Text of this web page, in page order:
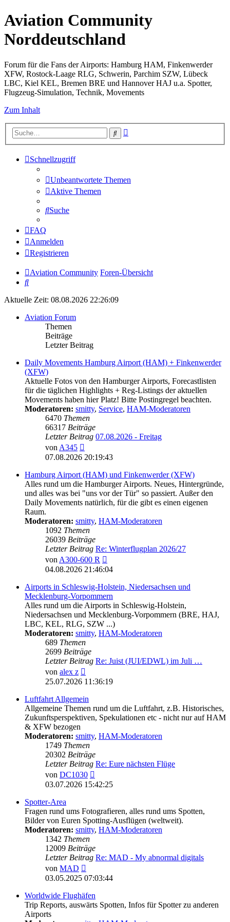
Aviation Community
Norddeutschland
Forum für die Fans der Airports: Hamburg HAM, Finkenwerder
XFW, Rostock-Laage RLG, Schwerin, Parchim SZW, Lübeck
LBC, Kiel KEL, Bremen BRE und Hannover HAJ u.a. Spotter,
Flugzeug-Simulation, Technik, Movements
Zum Inhalt
Suche
Schnellzugriff
Unbeantwortete Themen
Aktive Themen
Suche
FAQ
Anmelden
Registrieren
Aviation Community Foren-Übersicht
Suche
Aktuelle Zeit: 08.08.2026 22:26:09
Aviation Forum
Themen
Beiträge
Letzter Beitrag
Daily Movements Hamburg Airport (HAM) + Finkenwerder
(XFW)
Aktuelle Fotos von den Hamburger Airports, Forecastlisten
für die täglichen Highlights + Reg-Listings der aktuellen
Movements haben hier Platz! Bitte Postingregel beachten.
Moderatoren: smitty, Service, HAM-Moderatoren
6470 Themen
66317 Beiträge
Letzter Beitrag 07.08.2026 - Freitag
vonA345
Beitrag
07.08.2026 20:19:43
Hamburg Airport (HAM) und Finkenwerder (XFW)
Alles rund um die Hamburger Airports. Neues, Hintergründe,
und alles was bei "uns vor der Tür" so passiert. Außer den
Daily Movements natürlich, für die gibt es einen eigenen
Raum.
Moderatoren: smitty, HAM-Moderatoren
1092 Themen
26039 Beiträge
Letzter Beitrag Re: Winterflugplan 2026/27
vonA300-600 R
Beitrag
04.08.2026 21:46:04
Airports in Schleswig-Holstein, Niedersachsen und
Mecklenburg-Vorpommern
Alles rund um die Airports in Schleswig-Holstein,
Niedersachsen und Mecklenburg-Vorpommern (BRE, HAJ,
LBC, KEL, RLG, SZW ...)
Moderatoren: smitty, HAM-Moderatoren
689 Themen
2699 Beiträge
Letzter Beitrag Re: Juist (JUI/EDWL) im Juli …
von alex z
Beitrag
25.07.2026 11:36:19
Luftfahrt Allgemein
Allgemeine Themen rund um die Luftfahrt, z.B. Historisches,
Zukunftsperspektiven, Spekulationen etc - nicht nur auf HAM
& XFW bezogen
Moderatoren: smitty, HAM-Moderatoren
1749 Themen
20302 Beiträge
Letzter Beitrag Re: Eure nächsten Flüge
von DC1030
Beitrag
03.07.2026 15:42:25
Spotter-Area
Fragen rund ums Fotografieren, alles rund ums Spotten,
Bilder von Euren Spotting-Ausflügen (weltweit).
Moderatoren: smitty, HAM-Moderatoren
1342 Themen
12009 Beiträge
Letzter Beitrag Re: MAD - My abnormal digitals
von MAD
Beitrag
03.05.2025 07:03:44
Worldwide Flughäfen
Trip Reports, auswärts Spotten, Infos für Spotter zu anderen
Airports